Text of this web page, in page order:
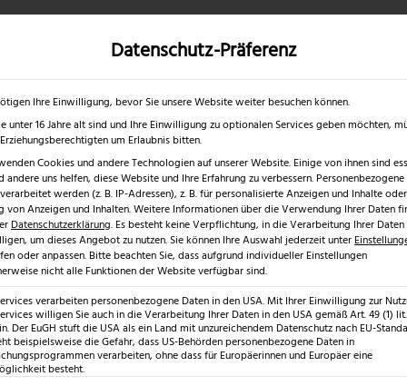
✓
& Outdoormesser Rasur & Nagelpflege Scheren
Schärfe und Härte
& lange Schärfe. Ideal für Küche & Profi. Jetzt mehr über
Datenschutz-Präferenz
Ihre Einwilligung, bevor Sie unsere Website weiter besuchen können.
unter 16 Jahre alt sind und Ihre Einwilligung zu optionalen Services geben möchten,
um Erlaubnis bitten.
Cookies und andere Technologien auf unserer Website. Einige von ihnen sind
andere uns helfen, diese Website und Ihre Erfahrung zu verbessern.
werden (z. B. IP-Adressen), z. B. für personalisierte Anzeigen und Inhalte
von Anzeigen und Inhalten.Weitere Informationen über die Verwendung Ihrer Daten
Datenschutzerklärung. Es besteht keine Verpflichtung, in die Verarbeitung Ihrer Daten
um dieses Angebot zu nutzen.Sie können Ihre Auswahl jederzeit unter
oder anpassen. Bitte beachten Sie, dass aufgrund individueller Einstellungen
nicht alle Funktionen der Website verfügbar sind.
verarbeiten personenbezogene Daten in den USA. Mit Ihrer Einwilligung zur
willigen Sie auch in die Verarbeitung Ihrer Daten in den USA gemäß Art. 49 (1)
Der EuGH stuft die USA als ein Land mit unzureichendem Datenschutz nach EU-
beispielsweise die Gefahr, dass US-Behörden personenbezogene Daten in
verarbeiten, ohne dass für Europäerinnen und Europäer eine
besteht.